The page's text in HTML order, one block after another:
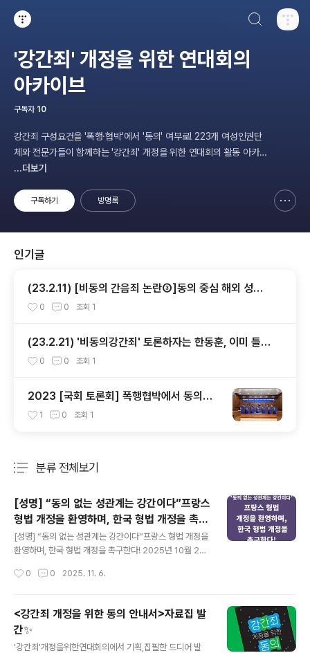
'강간죄' 개정을 위한 연대회의
아카이브
구독자 10
강간죄 구성요건을 '폭행·협박'에서 '동의' 여부로! 223개 여성인권단
체와 전문가들이 함께하는 '강간죄' 개정을 위한 연대회의 활동 아카
이브를 위한 블로그입니다.
...더보기
구독하기 방명록
인기글
(23.2.11) [비동의 간음죄 논란③]동의 중심 해외 성범
죄 체계, 어떻게 작동하나
0 0 조회 1
(23.2.21) '비동의강간죄' 토론하자는 한동훈, 이미 틀렸
다 0 0 조회 1
2023 [국회 토론회] 폭행협박에서 동의여
부로: 형법 297조 강간죄 구성요건 개정 쟁
1 0 조회 1
분류 전체보기
[성명] “동의 없는 성관계는 강간이다”프랑스
형법 개정을 환영하며, 한국 형법 개정을 촉구
한다!
[성명] “동의 없는 성관계는 강간이다”프랑스 형법 개정을
환영하며, 한국 형법 개정을 촉구한다! 2025년 10월 29
기습’이 아닌 ‘동의없는 성적행위(tout acte sexuel non
(강간)은 다음과 같이 개정되었다. “동의는 자유롭고, 알린
바 있으며, 구체적이고, 사전적이며 철회 가능하다. 그것은
정황을 고려하여 평가된다. 피해자의 침묵 또는 반응 없음
만으로 동의가 추정될 수 없다.” 또한 "폭력·강제·위협·기습
0 0 2025. 11. 6.
<강간죄 개정을 위한 동의 안내서>자료집 발
간✨
'강간죄'개정을위한연대회의에서 기획,집필한 드디어 발